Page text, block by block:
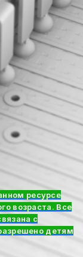
ресурсе
возраста. Все
с
детям